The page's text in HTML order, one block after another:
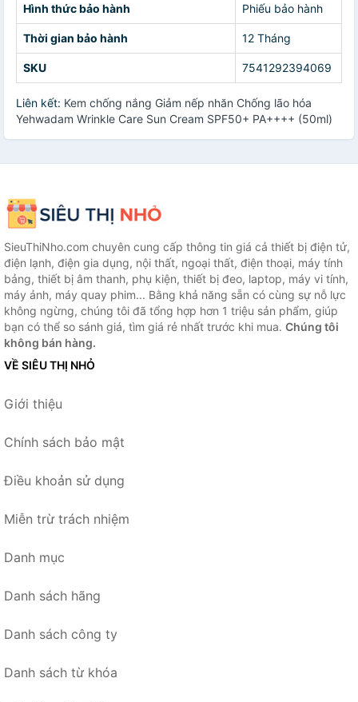
Hình thức bảo hành Phiếu bảo hành
Thời gian bảo hành 12 Tháng
SKU 7541292394069
Liên kết: Kem chống nắng Giảm nếp nhăn Chống lão hóa
Yehwadam Wrinkle Care Sun Cream SPF50+ PA++++ (50ml)
SieuThiNho.com chuyên cung cấp thông tin giá cả thiết bị điện tử,
điện lạnh, điện gia dụng, nội thất, ngoại thất, điện thoại, máy tính
bảng, thiết bị âm thanh, phụ kiện, thiết bị đeo, laptop, máy vi tính,
máy ảnh, máy quay phim... Bằng khả năng sẵn có cùng sự nỗ lực
không ngừng, chúng tôi đã tổng hợp hơn 1 triệu sản phẩm, giúp
bạn có thể so sánh giá, tìm giá rẻ nhất trước khi mua. Chúng tôi
không bán hàng.
VỀ SIÊU THỊ NHỎ
Giới thiệu
Chính sách bảo mật
Điều khoản sử dụng
Miễn trừ trách nhiệm
Danh mục
Danh sách hãng
Danh sách công ty
Danh sách từ khóa